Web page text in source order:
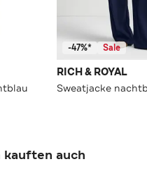
-47%* Sale
RICH & ROYAL
Sweatjacke
auch